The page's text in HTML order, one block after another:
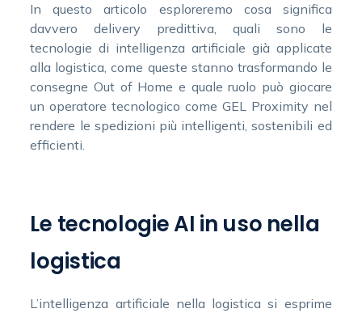
In questo articolo esploreremo cosa significa
davvero delivery predittiva, quali sono le
tecnologie di intelligenza artificiale già applicate
alla logistica, come queste stanno trasformando le
consegne Out of Home e quale ruolo può giocare
un operatore tecnologico come GEL Proximity nel
rendere le spedizioni più intelligenti, sostenibili ed
efficienti.
Le tecnologie AI in uso nella
logistica
L’intelligenza artificiale nella logistica si esprime